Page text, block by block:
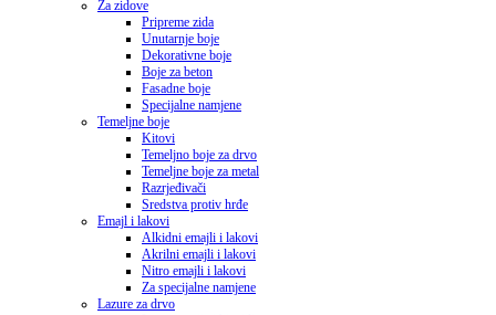
Za zidove
Pripreme zida
Unutarnje boje
Dekorativne boje
Boje za beton
Fasadne boje
Specijalne namjene
Temeljne boje
Kitovi
Temeljno boje za drvo
Temeljne boje za metal
Razrjeđivači
Sredstva protiv hrđe
Emajl i lakovi
Alkidni emajli i lakovi
Akrilni emajli i lakovi
Nitro emajli i lakovi
Za specijalne namjene
Lazure za drvo